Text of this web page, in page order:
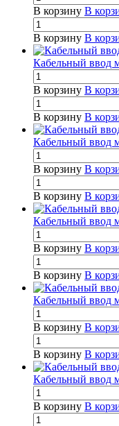
В корзину В
В корзину В
Кабельный ввод
В корзину В
В корзину В
Кабельный ввод
В корзину В
В корзину В
Кабельный ввод
В корзину В
В корзину В
Кабельный ввод
В корзину В
В корзину В
Кабельный ввод
В корзину В